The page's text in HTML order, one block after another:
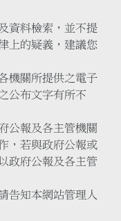
資料檢索，並不提
上的疑義，建議您
機關所提供之電子
公布文字有所不
公報及各主管機關
，若與政府公報或
政府公報及各主管
告知本網站管理人